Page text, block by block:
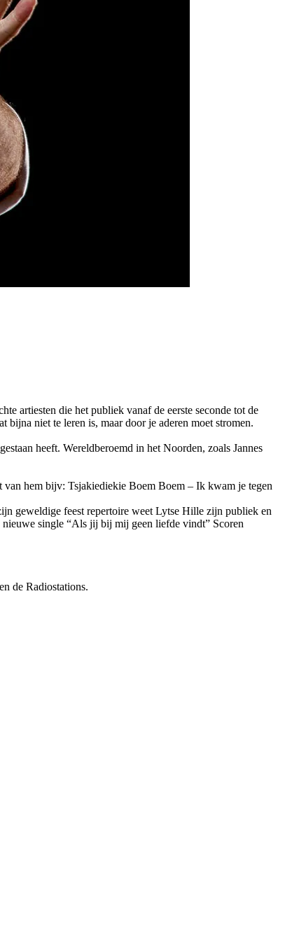
artiesten die het publiek vanaf de eerste seconde tot de
bijna niet te leren is, maar door je aderen moet stromen.
heeft. Wereldberoemd in het Noorden, zoals Jannes
hem bijv: Tsjakiediekie Boem Boem – Ik kwam je tegen
geweldige feest repertoire weet Lytse Hille zijn publiek en
single “Als jij bij mij geen liefde vindt” Scoren
de Radiostations.